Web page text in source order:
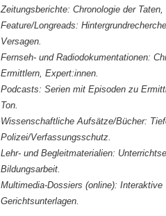
Zeitungsberichte: Chronologie der
Feature/Longreads:
Versagen.
Fernseh- und Radiodokumentationen:
Ermittlern, Expert:innen.
Podcasts: Serien mit Episoden zu
Ton.
Wissenschaftliche Aufsätze/Bücher:
Polizei/Verfassungsschutz.
Lehr- und Begleitmaterialien:
Bildungsarbeit.
Multimedia-Dossiers (online):
Gerichtsunterlagen.